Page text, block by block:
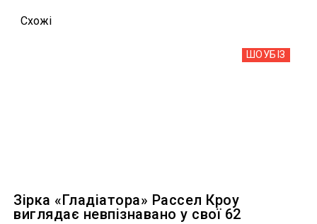
Схожi
ШОУБIЗ
Зірка «Гладіатора» Рассел Кроу
виглядає невпізнавано у свої 62